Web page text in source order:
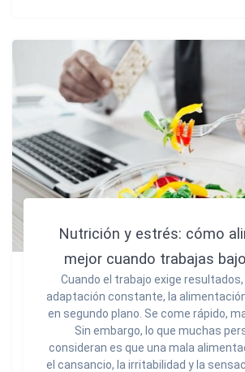
Nutrición y estrés: cómo
mejor cuando trabajas
Cuando el trabajo exige
adaptación constante, la
en segundo plano. Se come rápido,
Sin embargo, lo que muchas
consideran es que una mala
el cansancio, la irritabilidad y la